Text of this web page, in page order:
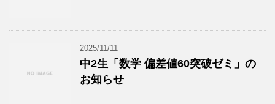
2025/11/11
中2生「数学 偏差値60突破ゼミ」の
お知らせ